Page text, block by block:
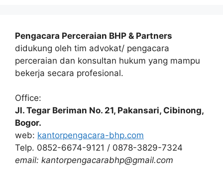
Pengacara Perceraian BHP & Partners
didukung oleh tim advokat/ pengacara
perceraian dan konsultan hukum yang mampu
bekerja secara profesional.
Office:
Jl. Tegar Beriman No. 21, Pakansari, Cibinong,
Bogor.
web: kantorpengacara-bhp.com
Telp. 0852-6674-9121 / 0878-3829-7324
email: kantorpengacarabhp@gmail.com